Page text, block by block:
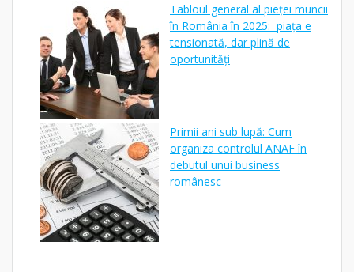
Tabloul general al pieței muncii
în România în 2025: piața e
tensionată, dar plină de
oportunități
Primii ani sub lupă: Cum
organiza controlul ANAF în
debutul unui business
românesc